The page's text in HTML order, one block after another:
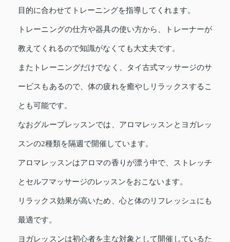
目的に合わせてトレーニングを指導してくれます。
トレーニングの仕方や器具の使い方から、トレーナーが
教えてくれるので知識がなくても大丈夫です。
またトレーニングだけでなく、タイ古式マッサージのサ
ービスもあるので、体の疲れを癒やしリラックスするこ
とも可能です。
なおグループレッスンでは、アロマレッスンとヨガレッ
スンの2種類を隔週で開催しています。
アロマレッスンはアロマの香りが漂う中で、ストレッチ
とセルフマッサージのレッスンをおこないます。
リラックス効果が高いため、心と体のリフレッシュにも
最適です。
ヨガレッスンは初心者を主な対象として開催しているた